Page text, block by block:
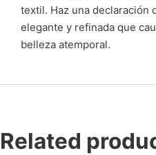
textil. Haz una declaración
elegante y refinada que
belleza atemporal.
Related